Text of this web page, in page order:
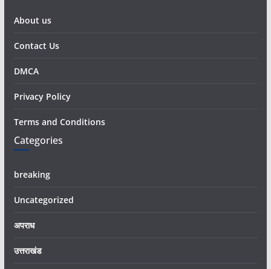
About us
Contact Us
DMCA
Privacy Policy
Terms and Conditions
Categories
breaking
Uncategorized
अपराध
उत्तराखंड